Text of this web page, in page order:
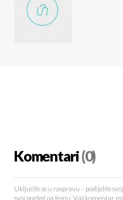
Komentari(0)
Uključite se u raspravu – podijelite